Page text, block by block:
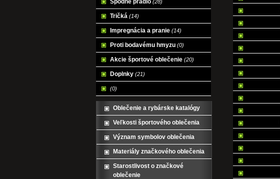
Spodné prádlo (28)
Tričká (14)
Impregnácia a pranie (14)
Proti bodavému hmyzu (0)
Akcie športové oblečenie (20)
Doplnky (21)
(0)
Oblečenie a rybárske katalógy
Veľkosti športového oblečenia
Význam symbolov oblečenia
Materiály značkového oblečenia
Starostlivost o značkové
oblečenie